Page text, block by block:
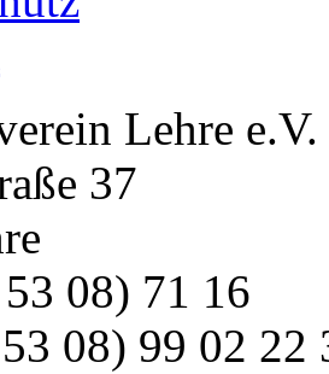
Lehre e.V.
37
08) 71 16
08) 99 02 22